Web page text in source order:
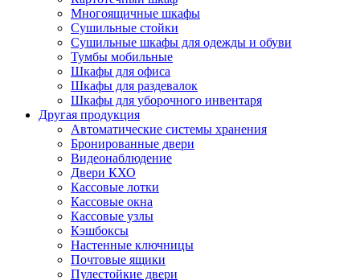
Многоящичные шкафы
Сушильные стойки
Сушильные шкафы для одежды и обуви
Тумбы мобильные
Шкафы для офиса
Шкафы для раздевалок
Шкафы для уборочного инвентаря
Другая продукция
Автоматические системы хранения
Бронированные двери
Видеонаблюдение
Двери КХО
Кассовые лотки
Кассовые окна
Кассовые узлы
Кэшбоксы
Настенные ключницы
Почтовые ящики
Пулестойкие двери